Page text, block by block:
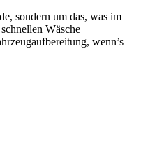
sondern um das, was im
Wäsche
wenn’s